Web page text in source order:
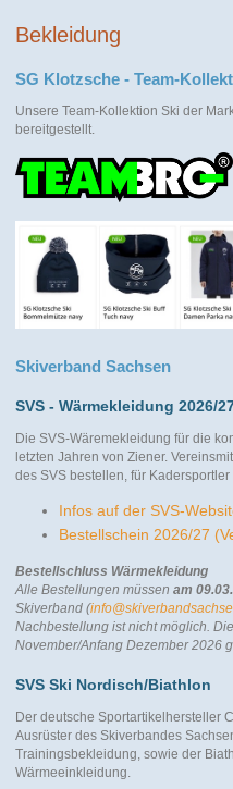
Bekleidung
SG Klotzsche - Team-
Unsere Team-Kollektion Ski der
bereitgestellt.
Skiverband Sachsen
SVS - Wärmekleidung 2026/
Die SVS-Wäremekleidung für die
letzten Jahren von Ziener.
des SVS bestellen, für
Infos auf der SVS-
Bestellschein 2026/27
Bestellschluss Wärmekleidung
Alle Bestellungen müssen am
Skiverband (
Nachbestellung ist nicht möglich.
November/Anfang Dezember 2026
SVS Ski Nordisch/Biathlon
Der deutsche Sportartikelhersteller
Ausrüster des Skiverbandes
Trainingsbekleidung, sowie der
Wärmeeinkleidung.